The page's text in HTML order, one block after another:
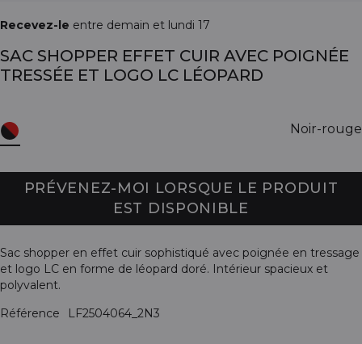
Recevez-le entre demain et lundi 17
SAC SHOPPER EFFET CUIR AVEC POIGNÉE
TRESSÉE ET LOGO LC LÉOPARD
Noir-rouge
PRÉVENEZ-MOI LORSQUE LE PRODUIT
EST DISPONIBLE
Sac shopper en effet cuir sophistiqué avec poignée en tressage
et logo LC en forme de léopard doré. Intérieur spacieux et
polyvalent.
Référence
LF2504064_2N3